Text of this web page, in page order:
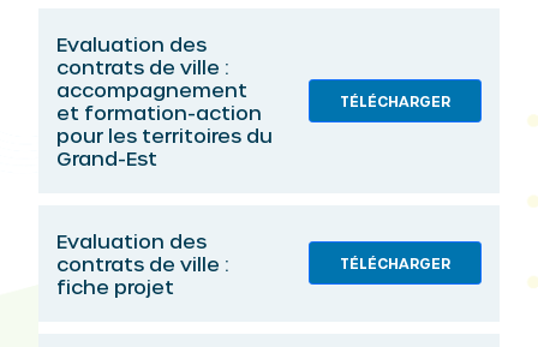
Evaluation des
contrats de ville :
accompagnement
et formation-action
pour les territoires du
Grand-Est
TÉLÉCHARGER
Evaluation des
contrats de ville :
fiche projet
TÉLÉCHARGER